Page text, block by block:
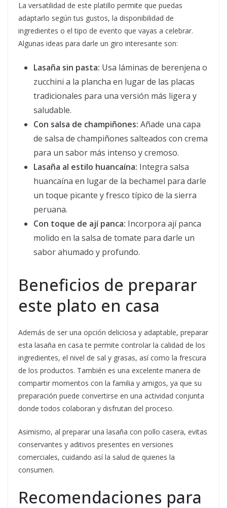
La versatilidad de este platillo permite que puedas
adaptarlo según tus gustos, la disponibilidad de
ingredientes o el tipo de evento que vayas a celebrar.
Algunas ideas para darle un giro interesante son:
Lasaña sin pasta: Usa láminas de berenjena o
zucchini a la plancha en lugar de las placas
tradicionales para una versión más ligera y
saludable.
Con salsa de champiñones: Añade una capa
de salsa de champiñones salteados con crema
para un sabor más intenso y cremoso.
Lasaña al estilo huancaína: Integra salsa
huancaína en lugar de la bechamel para darle
un toque picante y fresco típico de la sierra
peruana.
Con toque de ají panca: Incorpora ají panca
molido en la salsa de tomate para darle un
sabor ahumado y profundo.
Beneficios de preparar
este plato en casa
Además de ser una opción deliciosa y adaptable, preparar
esta lasaña en casa te permite controlar la calidad de los
ingredientes, el nivel de sal y grasas, así como la frescura
de los productos. También es una excelente manera de
compartir momentos con la familia y amigos, ya que su
preparación puede convertirse en una actividad conjunta
donde todos colaboran y disfrutan del proceso.
Asimismo, al preparar una lasaña con pollo casera, evitas
conservantes y aditivos presentes en versiones
comerciales, cuidando así la salud de quienes la
consumen.
Recomendaciones para